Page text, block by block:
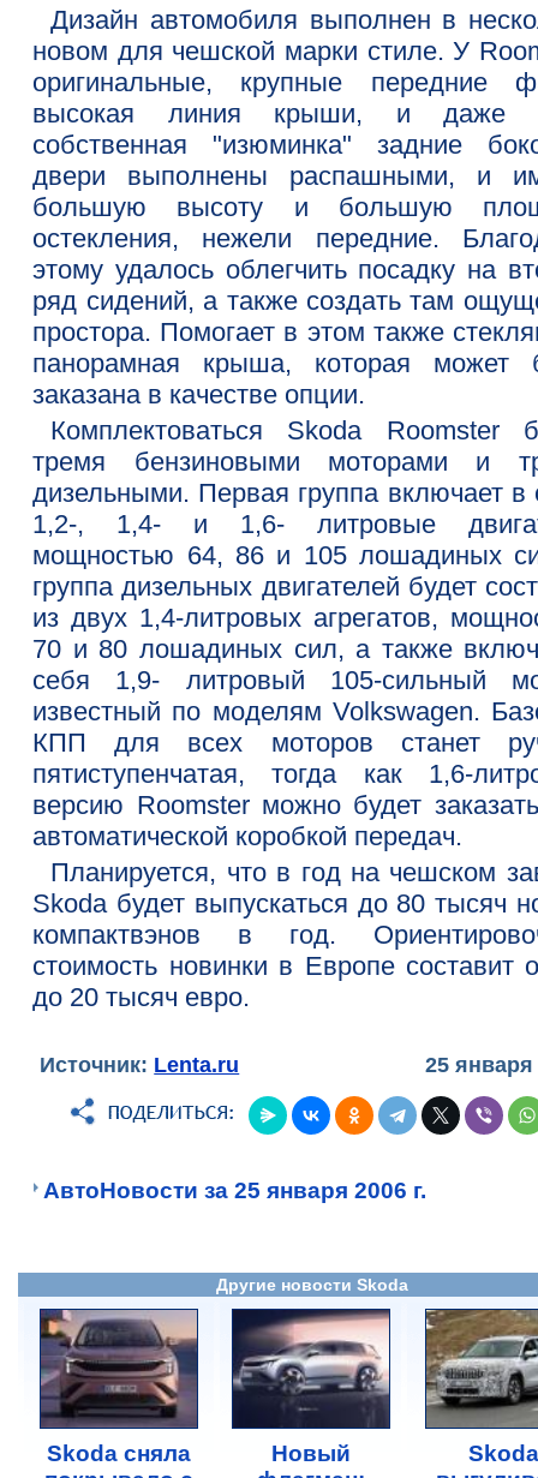
Дизайн автомобиля выполнен в
новом для чешской марки стиле. У
оригинальные, крупные передние
высокая линия крыши, и даже
собственная "изюминка" задние
двери выполнены распашными, и
большую высоту и большую
остекления, нежели передние.
этому удалось облегчить посадку на
ряд сидений, а также создать там
простора. Помогает в этом также
панорамная крыша, которая может
заказана в качестве опции.
Комплектоваться Skoda Roomster
тремя бензиновыми моторами и
дизельными. Первая группа включает в
1,2-, 1,4- и 1,6- литровые
мощностью 64, 86 и 105 лошадиных
группа дизельных двигателей будет
из двух 1,4-литровых агрегатов,
70 и 80 лошадиных сил, а также
себя 1,9- литровый 105-сильный
известный по моделям Volkswagen.
КПП для всех моторов станет
пятиступенчатая, тогда как 1,6-
версию Roomster можно будет
автоматической коробкой передач.
Планируется, что в год на чешском
Skoda будет выпускаться до 80 тысяч
компактвэнов в год.
стоимость новинки в Европе составит
до 20 тысяч евро.
Источник: Lenta.ru 25 января
АвтоНовости за 25 января 2006 г.
Другие новости Skoda
Skoda сняла
Новый
Skoda